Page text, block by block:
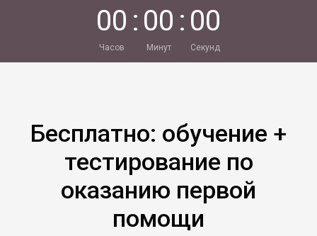
00
Часов
: 00
Минут
: 00
Секунд
Бесплатно: обучение +
тестирование по
оказанию первой
помощи